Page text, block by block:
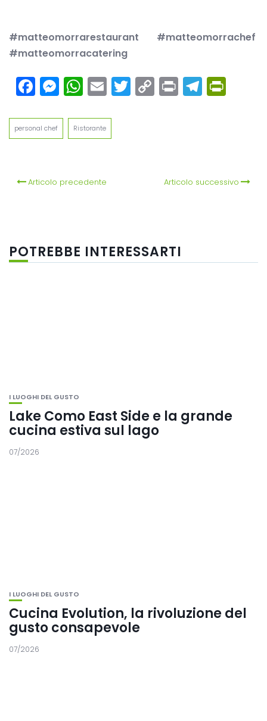
#matteomorrarestaurant #matteomorrachef
#matteomorracatering
Facebook
Messenger
WhatsApp
EmailTwitter
Copy
Link
Print
personal chef Ristorante
Articolo precedente Articolo successivo
POTREBBE INTERESSARTI
I LUOGHI DEL GUSTO
Lake Como East Side e la grande
cucina estiva sul lago
07/2026
I LUOGHI DEL GUSTO
Cucina Evolution, la rivoluzione del
gusto consapevole
07/2026